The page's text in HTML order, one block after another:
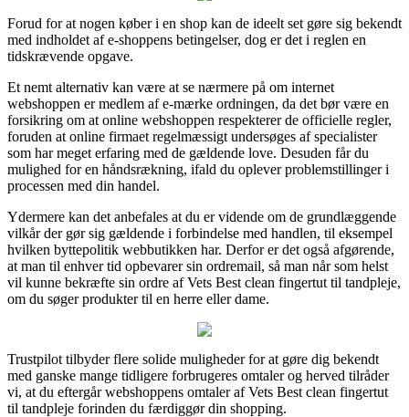
Forud for at nogen køber i en shop kan de ideelt set gøre sig bekendt
med indholdet af e-shoppens betingelser, dog er det i reglen en
tidskrævende opgave.
Et nemt alternativ kan være at se nærmere på om internet
webshoppen er medlem af e-mærke ordningen, da det bør være en
forsikring om at online webshoppen respekterer de officielle regler,
foruden at online firmaet regelmæssigt undersøges af specialister
som har meget erfaring med de gældende love. Desuden får du
mulighed for en håndsrækning, ifald du oplever problemstillinger i
processen med din handel.
Ydermere kan det anbefales at du er vidende om de grundlæggende
vilkår der gør sig gældende i forbindelse med handlen, til eksempel
hvilken byttepolitik webbutikken har. Derfor er det også afgørende,
at man til enhver tid opbevarer sin ordremail, så man når som helst
vil kunne bekræfte sin ordre af Vets Best clean fingertut til tandpleje,
om du søger produkter til en herre eller dame.
Trustpilot tilbyder flere solide muligheder for at gøre dig bekendt
med ganske mange tidligere forbrugeres omtaler og herved tilråder
vi, at du eftergår webshoppens omtaler af Vets Best clean fingertut
til tandpleje forinden du færdiggør din shopping.